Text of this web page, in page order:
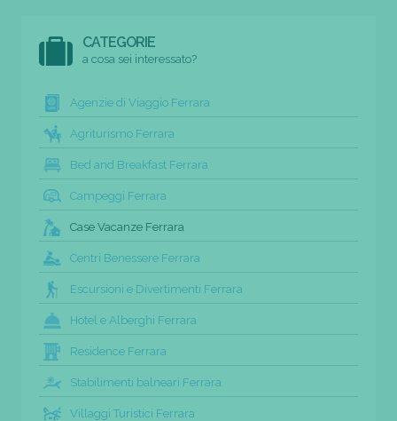
CATEGORIE
a cosa sei interessato?
Agenzie di Viaggio Ferrara
Agriturismo Ferrara
Bed and Breakfast Ferrara
Campeggi Ferrara
Case Vacanze Ferrara
Centri Benessere Ferrara
Escursioni e Divertimenti Ferrara
Hotel e Alberghi Ferrara
Residence Ferrara
Stabilimenti balneari Ferrara
Villaggi Turistici Ferrara